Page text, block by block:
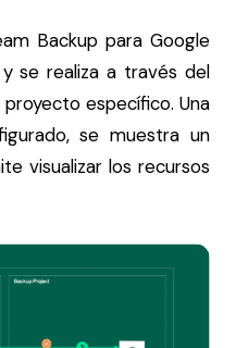
Backup para Google
se realiza a través del
específico. Una
se muestra un
visualizar los recursos